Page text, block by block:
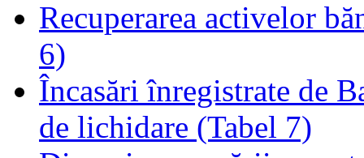
Recuperarea activelor
6)
Încasări înregistrate de
de lichidare (Tabel 7)